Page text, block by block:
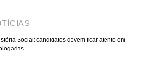
Social: candidatos devem ficar atento em